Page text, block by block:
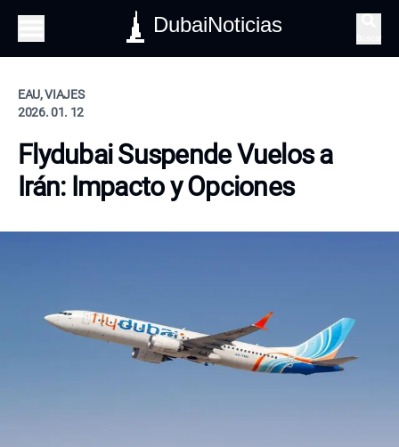
DubaiNoticias
EAU, VIAJES
2026. 01. 12
Flydubai Suspende Vuelos a
Irán: Impacto y Opciones